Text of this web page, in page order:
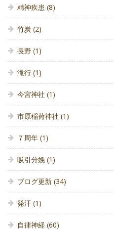
精神疾患 (8)
竹炭 (2)
長野 (1)
滝行 (1)
今宮神社 (1)
市原稲荷神社 (1)
７周年 (1)
吸引分娩 (1)
ブログ更新 (34)
発汗 (1)
自律神経 (60)